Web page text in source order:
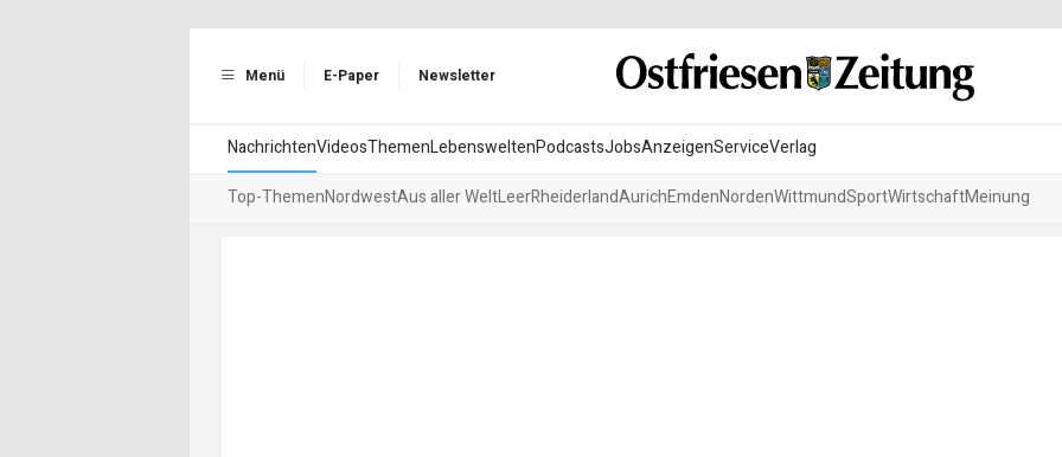
Menü E-Paper Newsletter
NachrichtenVideosThemenLebensweltenPodcastsJobsAnzeigenServiceVerlag
Top-ThemenNordwestAus aller WeltLeerRheiderlandAurichEmdenNordenWittmundSportWirtschaftMeinung